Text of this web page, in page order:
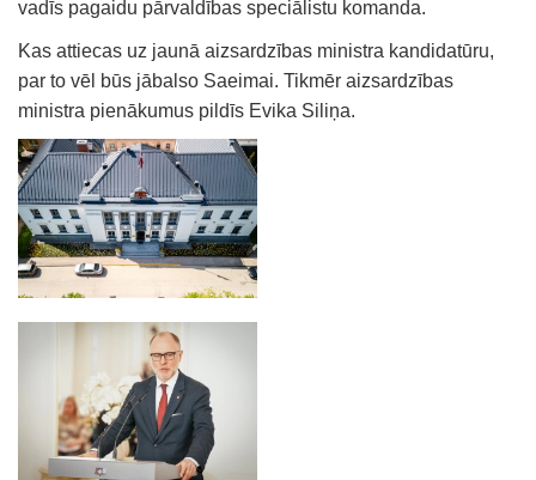
vadīs pagaidu pārvaldības speciālistu komanda.
Kas attiecas uz jaunā aizsardzības ministra kandidatūru,
par to vēl būs jābalso Saeimai. Tikmēr aizsardzības
ministra pienākumus pildīs Evika Siliņa.